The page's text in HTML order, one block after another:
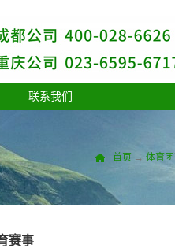
联系我们
赛事
首页 → 体育